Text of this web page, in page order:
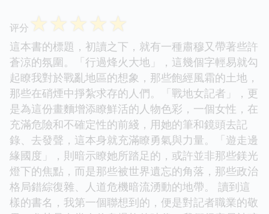
评分 ☆☆☆☆☆
這本書的標題，初讀之下，就有一種肅穆又帶著些許
蒼涼的氛圍。「行過烽火大地」，這幾個字輕易就勾
起瞭我對於戰亂地區的想象，那些飽經風霜的土地，
那些在硝煙中掙紮求存的人們。「戰地女記者」，更
是為這份畫麵增添瞭鮮活的人物色彩，一個女性，在
充滿危險和不確定性的前綫，用她的筆和鏡頭去記
錄、去發聲，這本身就充滿瞭勇氣與力量。「遊走邊
緣國度」，則暗示瞭她所踏足的，或許並非那些鎂光
燈下的焦點，而是那些被世界遺忘的角落，那些政治
格局錯綜復雜、人道危機暗流湧動的地帶。 讀到這
樣的書名，我第一個聯想到的，便是對記者職業的敬